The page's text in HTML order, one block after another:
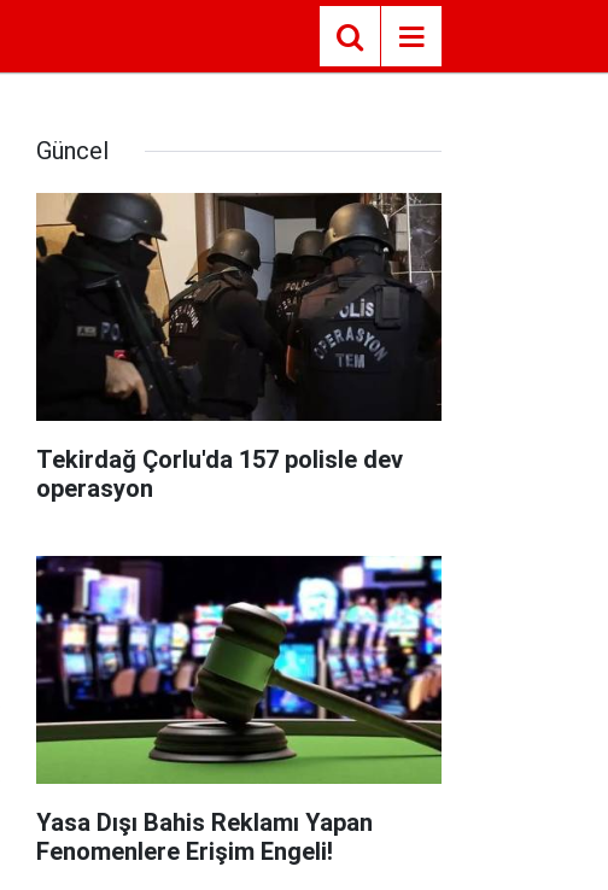
Güncel
Tekirdağ Çorlu'da 157 polisle dev
operasyon
Yasa Dışı Bahis Reklamı Yapan
Fenomenlere Erişim Engeli!